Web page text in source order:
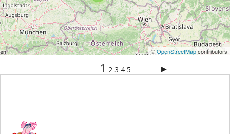
©OpenStreetMapcontributors
1 2 3 4 5 ▶